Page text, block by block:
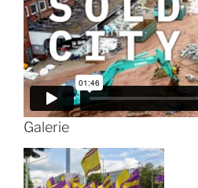
Galerie